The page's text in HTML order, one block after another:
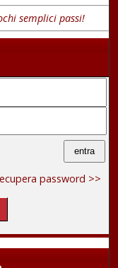
semplici passi!
password >>